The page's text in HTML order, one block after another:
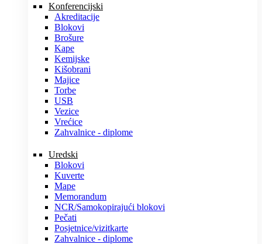
Konferencijski
Akreditacije
Blokovi
Brošure
Kape
Kemijske
Kišobrani
Majice
Torbe
USB
Vezice
Vrećice
Zahvalnice - diplome
Uredski
Blokovi
Kuverte
Mape
Memorandum
NCR/Samokopirajući blokovi
Pečati
Posjetnice/vizitkarte
Zahvalnice - diplome